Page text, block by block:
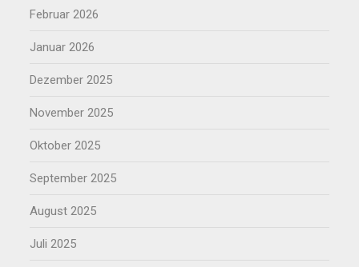
Februar 2026
Januar 2026
Dezember 2025
November 2025
Oktober 2025
September 2025
August 2025
Juli 2025